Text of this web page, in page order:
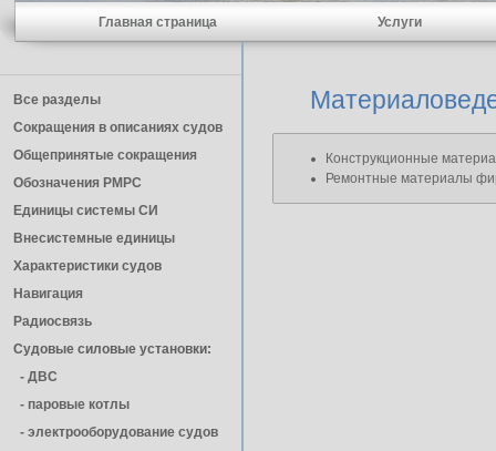
Главная страница Услуги
Все разделы
Сокращения в описаниях судов
Общепринятые сокращения
Обозначения РМРС
Единицы cистемы СИ
Внесистемные единицы
Характеристики судов
Навигация
Радиосвязь
Судовые силовые установки:
- ДВС
- паровые котлы
- электрооборудование судов
Конструкционные
Ремонтные материалы